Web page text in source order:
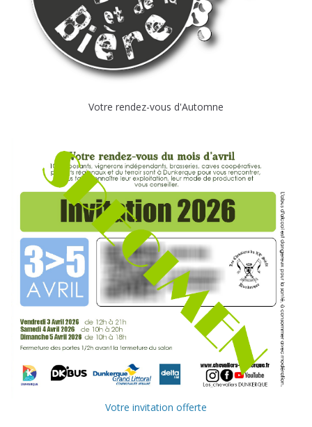
Votre rendez-vous d'Automne
Votre invitation offerte